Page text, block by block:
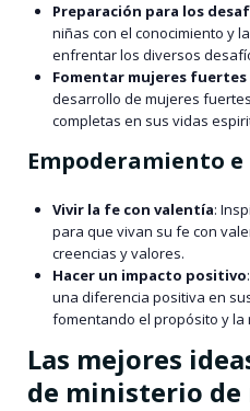
Preparación para los
niñas con el conocimiento y
enfrentar los diversos
Fomentar mujeres fuertes
desarrollo de mujeres
completas en sus vidas
Empoderamiento
Vivir la fe con valentía:
para que vivan su fe con
creencias y valores.
Hacer un impacto positivo
una diferencia positiva en
fomentando el propósito y la
Las mejores
de ministerio de